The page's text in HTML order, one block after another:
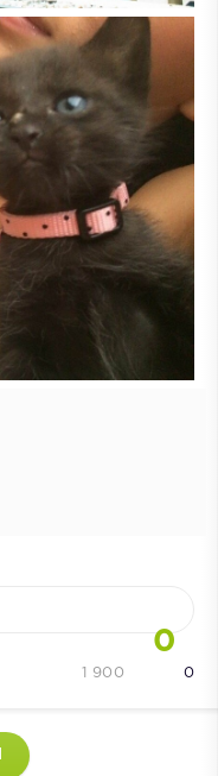
0
0
1 900